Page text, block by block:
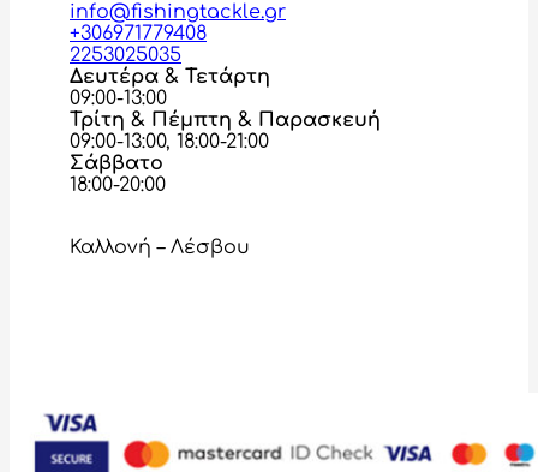
info@fishingtackle.gr
+306971779408
2253025035
Δευτέρα & Τετάρτη
09:00-13:00
Τρίτη & Πέμπτη & Παρασκευή
09:00-13:00, 18:00-21:00
Σάββατο
18:00-20:00
Καλλονή – Λέσβου